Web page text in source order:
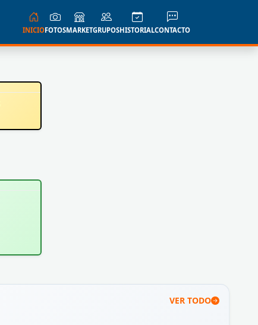
INICIOFOTOSMARKETGRUPOSHISTORIALCONTACTO
VER TODO